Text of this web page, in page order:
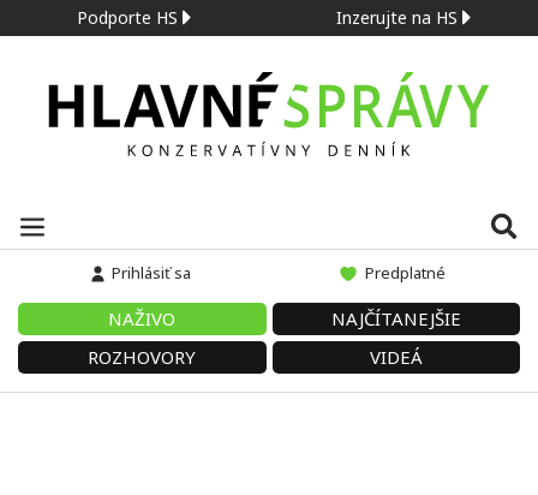
Podporte HS Inzerujte na HS
Prihlásiť sa Predplatné
NAŽIVO
NAJČÍTANEJŠIE
ROZHOVORY
VIDEÁ